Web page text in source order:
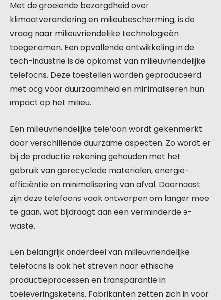
Met de groeiende bezorgdheid over
klimaatverandering en milieubescherming, is de
vraag naar milieuvriendelijke technologieën
toegenomen. Een opvallende ontwikkeling in de
tech-industrie is de opkomst van milieuvriendelijke
telefoons. Deze toestellen worden geproduceerd
met oog voor duurzaamheid en minimaliseren hun
impact op het milieu.
Een milieuvriendelijke telefoon wordt gekenmerkt
door verschillende duurzame aspecten. Zo wordt er
bij de productie rekening gehouden met het
gebruik van gerecyclede materialen, energie-
efficiëntie en minimalisering van afval. Daarnaast
zijn deze telefoons vaak ontworpen om langer mee
te gaan, wat bijdraagt aan een verminderde e-
waste.
Een belangrijk onderdeel van milieuvriendelijke
telefoons is ook het streven naar ethische
productieprocessen en transparantie in
toeleveringsketens. Fabrikanten zetten zich in voor